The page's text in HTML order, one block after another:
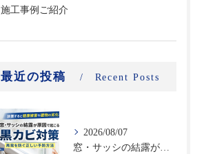
施工事例ご紹介
最近の投稿 Recent Posts
2026/08/07
窓・サッシの結露が原因で起こる黒カビ対策｜再発を防ぐ正しい予防方法